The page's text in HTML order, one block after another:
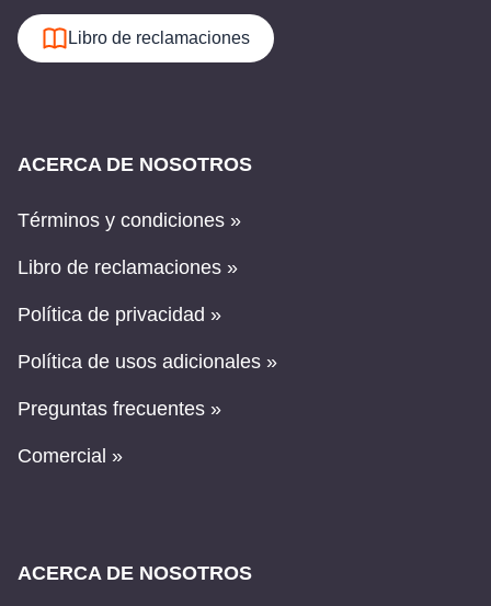
Libro de reclamaciones
ACERCA DE NOSOTROS
Términos y condiciones »
Libro de reclamaciones »
Política de privacidad »
Política de usos adicionales »
Preguntas frecuentes »
Comercial »
ACERCA DE NOSOTROS